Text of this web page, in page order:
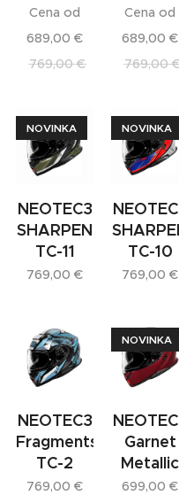
Cena od
689,00 €
769,00€
Cena od
689,00 €
769,00
NEOTEC3
SHARPEN
TC-11
NOVINKA
769,00 €
TC-10
NOVINKA
769,00 €
NEOTEC3
Fragments
TC-2
769,00 €
Garnet
Metallic
NOVINKA
699,00 €